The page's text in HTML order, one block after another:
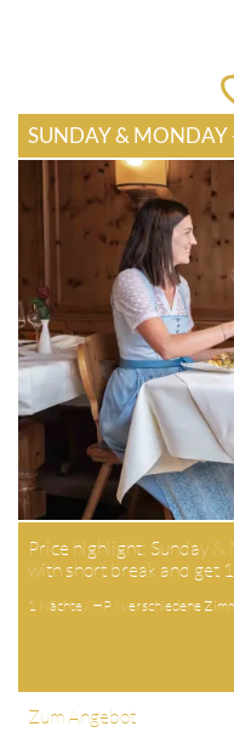
SUNDAY & MONDAY
Price highlight: Sunday
with short break and get
1 Nächte / HP / verschiedene
Zum Angebot